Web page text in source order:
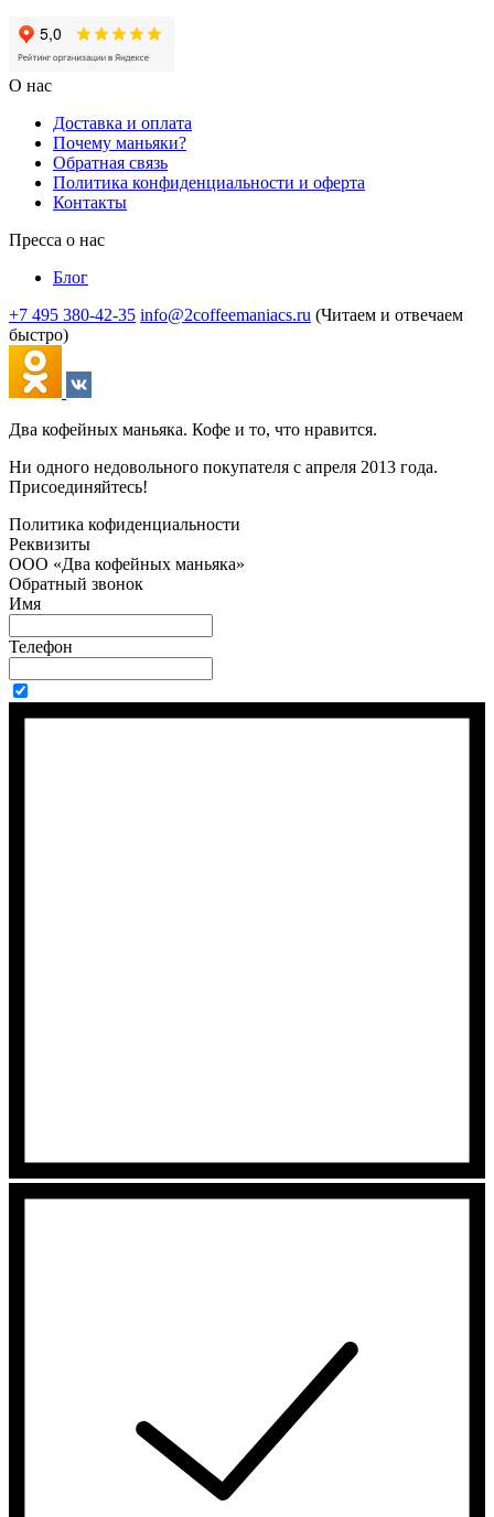
О нас
Доставка и оплата
Почему маньяки?
Обратная связь
Политика конфиденциальности и оферта
Контакты
Пресса о нас
Блог
+7 495 380-42-35 info@2coffeemaniacs.ru (Читаем и отвечаем
быстро)
Два кофейных маньяка. Кофе и то, что нравится.
Ни одного недовольного покупателя с апреля 2013 года.
Присоединяйтесь!
Политика кофиденциальности
Реквизиты
ООО «Два кофейных маньяка»
Обратный звонок
Имя
Телефон